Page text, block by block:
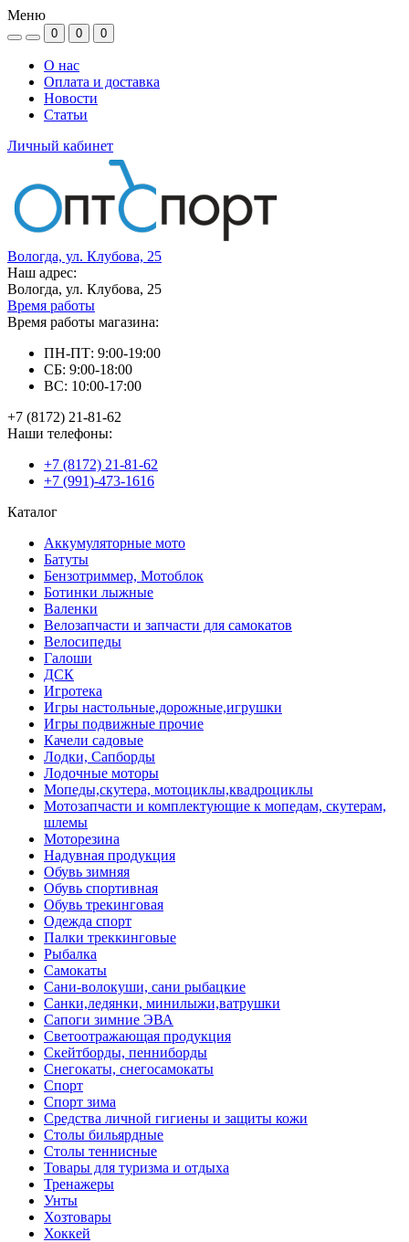
Меню
0 0 0
О нас
Оплата и доставка
Новости
Статьи
Личный кабинет
Вологда, ул. Клубова, 25
Наш адрес:
Вологда, ул. Клубова, 25
Время работы
Время работы магазина:
ПН-ПТ: 9:00-19:00
СБ: 9:00-18:00
ВС: 10:00-17:00
+7 (8172) 21-81-62
Наши телефоны:
+7 (8172) 21-81-62
+7 (991)-473-1616
Каталог
Аккумуляторные мото
Батуты
Бензотриммер, Мотоблок
Ботинки лыжные
Валенки
Велозапчасти и запчасти для самокатов
Велосипеды
Галоши
ДСК
Игротека
Игры настольные,дорожные,игрушки
Игры подвижные прочие
Качели садовые
Лодки, Сапборды
Лодочные моторы
Мопеды,скутера, мотоциклы,квадроциклы
Мотозапчасти и комплектующие к мопедам, скутерам,
шлемы
Моторезина
Надувная продукция
Обувь зимняя
Обувь спортивная
Обувь трекинговая
Одежда спорт
Палки треккинговые
Рыбалка
Самокаты
Сани-волокуши, сани рыбацкие
Санки,ледянки, минилыжи,ватрушки
Сапоги зимние ЭВА
Светоотражающая продукция
Скейтборды, пенниборды
Снегокаты, снегосамокаты
Спорт
Спорт зима
Средства личной гигиены и защиты кожи
Столы бильярдные
Столы теннисные
Товары для туризма и отдыха
Тренажеры
Унты
Хозтовары
Хоккей